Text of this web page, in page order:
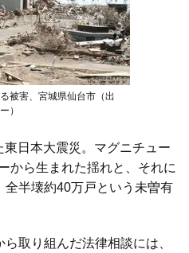
被害、宮城県仙台市（出
）
日本大震災。マグニチュー
から生まれた揺れと、それに
全半壊約40万戸という未曽有
取り組んだ法律相談には、